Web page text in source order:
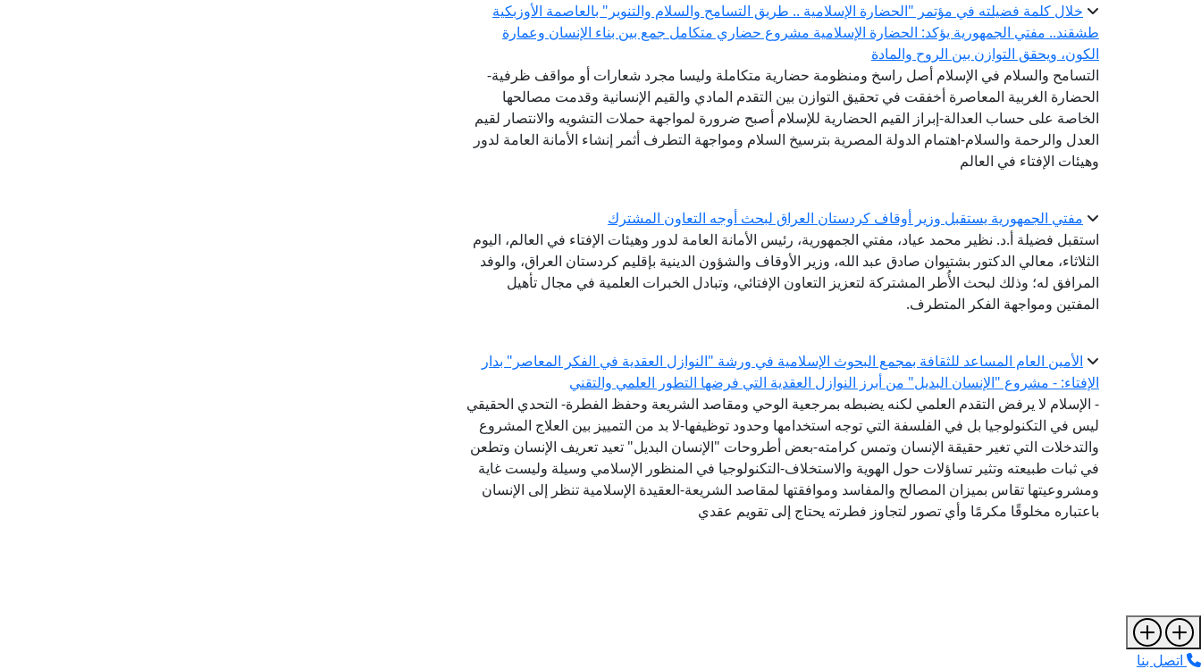
خلال كلمة فضيلته في مؤتمر "الحضارة الإسلامية .. طريق التسامح والسلام والتنوير" بالعاصمة الأوزبكية
طشقند.. مفتي الجمهورية يؤكد: الحضارة الإسلامية مشروع حضاري متكامل جمع بين بناء الإنسان وعمارة
الكون، ويحقق التوازن بين الروح والمادة
التسامح والسلام في الإسلام أصل راسخ ومنظومة حضارية متكاملة وليسا مجرد شعارات أو مواقف ظرفية-
الحضارة الغربية المعاصرة أخفقت في تحقيق التوازن بين التقدم المادي والقيم الإنسانية وقدمت مصالحها
الخاصة على حساب العدالة-إبراز القيم الحضارية للإسلام أصبح ضرورة لمواجهة حملات التشويه والانتصار لقيم
العدل والرحمة والسلام-اهتمام الدولة المصرية بترسيخ السلام ومواجهة التطرف أثمر إنشاء الأمانة العامة لدور
وهيئات الإفتاء في العالم
مفتي الجمهورية يستقبل وزير أوقاف كردستان العراق لبحث أوجه التعاون المشترك
استقبل فضيلة أ.د. نظير محمد عياد، مفتي الجمهورية، رئيس الأمانة العامة لدور وهيئات الإفتاء في العالم، اليوم
الثلاثاء، معالي الدكتور بشتيوان صادق عبد الله، وزير الأوقاف والشؤون الدينية بإقليم كردستان العراق، والوفد
المرافق له؛ وذلك لبحث الأُطر المشتركة لتعزيز التعاون الإفتائي، وتبادل الخبرات العلمية في مجال تأهيل
المفتين ومواجهة الفكر المتطرف.
الأمين العام المساعد للثقافة بمجمع البحوث الإسلامية في ورشة "النوازل العقدية في الفكر المعاصر" بدار
الإفتاء: - مشروع "الإنسان البديل" من أبرز النوازل العقدية التي فرضها التطور العلمي والتقني
- الإسلام لا يرفض التقدم العلمي لكنه يضبطه بمرجعية الوحي ومقاصد الشريعة وحفظ الفطرة- التحدي الحقيقي
ليس في التكنولوجيا بل في الفلسفة التي توجه استخدامها وحدود توظيفها-لا بد من التمييز بين العلاج المشروع
والتدخلات التي تغير حقيقة الإنسان وتمس كرامته-بعض أطروحات "الإنسان البديل" تعيد تعريف الإنسان وتطعن
في ثبات طبيعته وتثير تساؤلات حول الهوية والاستخلاف-التكنولوجيا في المنظور الإسلامي وسيلة وليست غاية
ومشروعيتها تقاس بميزان المصالح والمفاسد وموافقتها لمقاصد الشريعة-العقيدة الإسلامية تنظر إلى الإنسان
باعتباره مخلوقًا مكرمًا وأي تصور لتجاوز فطرته يحتاج إلى تقويم عقدي
اتصل بنا